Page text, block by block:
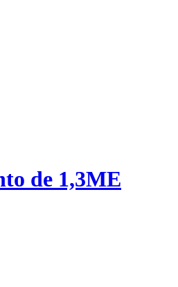
de 1,3ME